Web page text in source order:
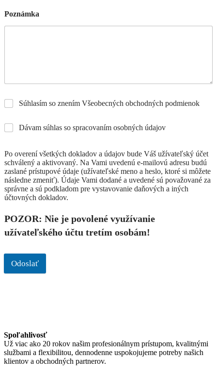
Poznámka
Súhlasím so znením Všeobecných obchodných podmienok
Dávam súhlas so spracovaním osobných údajov
Po overení všetkých dokladov a údajov bude Váš užívateľský účet
schválený a aktivovaný. Na Vami uvedenú e-mailovú adresu budú
zaslané prístupové údaje (užívateľské meno a heslo, ktoré si môžete
následne zmeniť). Údaje Vami dodané a uvedené sú považované za
správne a sú podkladom pre vystavovanie daňových a iných
účtovných dokladov.
POZOR: Nie je povolené využívanie
užívateľského účtu tretím osobám!
Odoslať
Spoľahlivosť
Už viac ako 20 rokov našim profesionálnym prístupom, kvalitnými
službami a flexibilitou, dennodenne uspokojujeme potreby našich
klientov a obchodných partnerov.